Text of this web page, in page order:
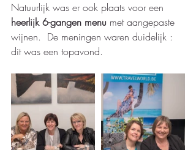
Natuurlijk was er ook plaats voor een
heerlijk 6-gangen menu met aangepaste
wijnen.  De meningen waren duidelijk :
dit was een topavond.